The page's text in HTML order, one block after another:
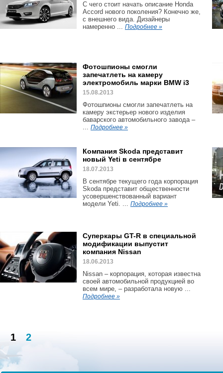
С чего стоит начать описание Honda
Accord нового поколения? Конечно же,
с внешнего вида. Дизайнеры
намеренно ... Подробнее »
Фотошпионы смогли
запечатлеть на камеру
электромобиль марки BMW i3
15.08.2013
Фотошпионы смогли запечатлеть на
камеру экстерьер нового изделия
баварского автомобильного завода –
... Подробнее »
Компания Skoda представит
новый Yeti в сентябре
18.07.2013
В сентябре текущего года корпорация
Skoda представит общественности
усовершенствованный вариант
модели Yeti. ... Подробнее »
Суперкары GT-R в специальной
модификации выпустит
компания Nissan
18.06.2013
Nissan – корпорация, которая известна
своей автомобильной продукцией во
всем мире, – разработала новую ...
Подробнее »
1 2